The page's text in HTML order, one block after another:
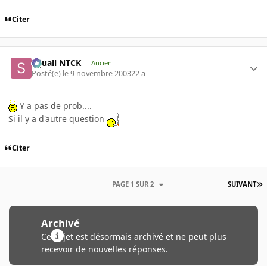
Citer
Squall NTCK Ancien
Posté(e) le 9 novembre 200322 a
Y a pas de prob....
Si il y a d'autre question
Citer
SUIVANT
PAGE 1 SUR 2
Archivé
Ce sujet est désormais archivé et ne peut plus
recevoir de nouvelles réponses.